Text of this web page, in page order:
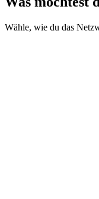
Wähle, wie du das